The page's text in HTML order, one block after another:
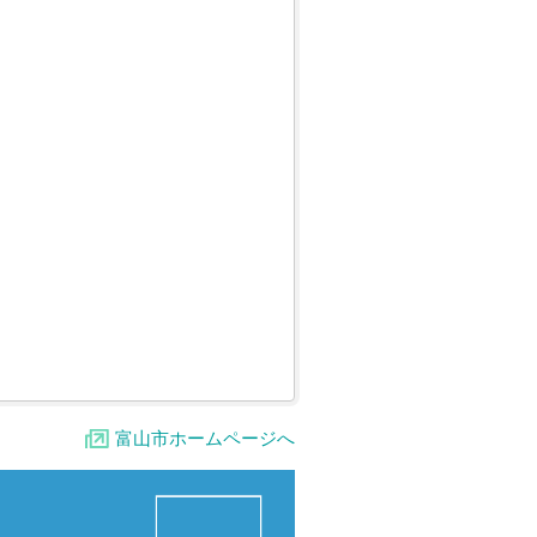
富山市ホームページへ